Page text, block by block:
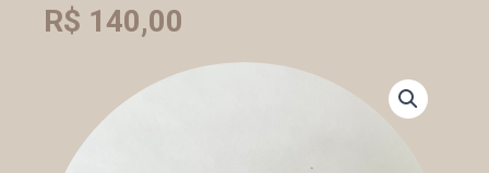
R$ 140,00